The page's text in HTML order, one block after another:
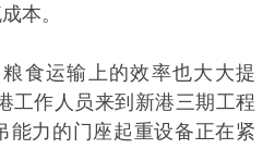
本。
食运输上的效率也大大提
工作人员来到新港三期工程
能力的门座起重设备正在紧